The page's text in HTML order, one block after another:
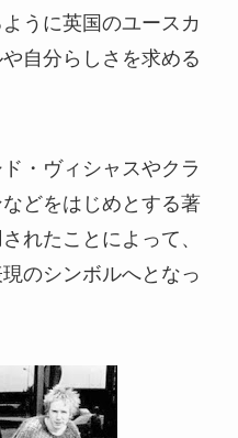
うに英国のユースカ
自分らしさを求める
・ヴィシャスやクラ
どをはじめとする著
れたことによって、
のシンボルへとなっ